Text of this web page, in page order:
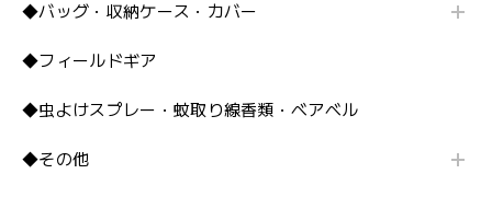
◆バッグ・収納ケース・カバー
◆フィールドギア
◆虫よけスプレー・蚊取り線香類・ベアベル
◆その他